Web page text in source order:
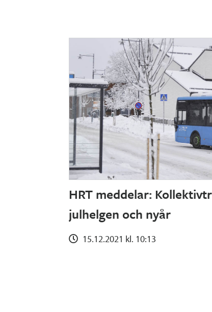
HRT meddelar:
julhelgen och nyår
15.12.2021 kl. 10:13